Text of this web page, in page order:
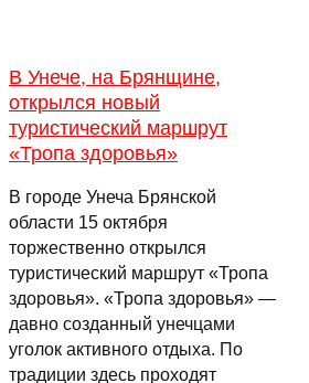
В Унече, на Брянщине,
открылся новый
туристический маршрут
«Тропа здоровья»
В городе Унеча Брянской
области 15 октября
торжественно открылся
туристический маршрут «Тропа
здоровья». «Тропа здоровья» —
давно созданный унечцами
уголок активного отдыха. По
традиции здесь проходят